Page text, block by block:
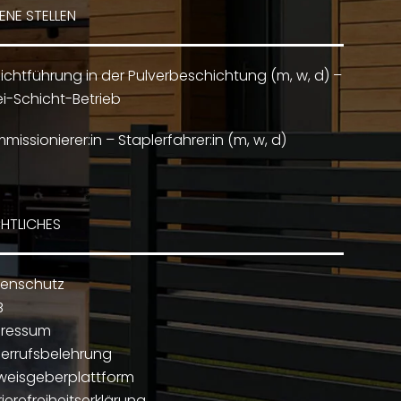
STELLEN
in der Pulverbeschichtung (m, w, d) –
Schicht-Betrieb
– Staplerfahrer:in (m, w, d)